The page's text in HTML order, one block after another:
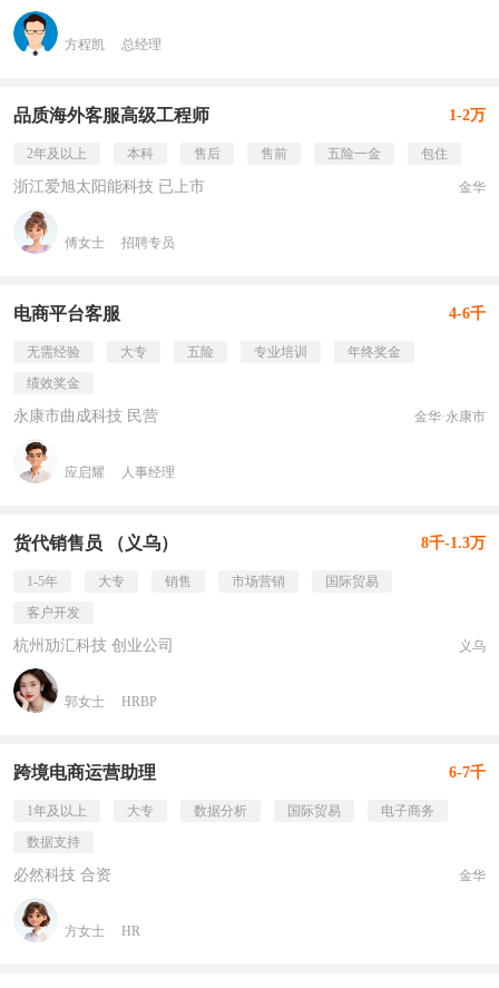
方程凯 总经理
品质海外客服高级工程师 1-2万
2年及以上 本科 售后 售前 五险一金 包住
浙江爱旭太阳能科技 已上市 金华
傅女士 招聘专员
电商平台客服 4-6千
无需经验 大专 五险 专业培训
年终奖金
绩效奖金
永康市曲成科技 民营 金华·永康市
应启耀 人事经理
货代销售员 （义乌） 8千-1.3万
1-5年 大专 销售 市场营销
国际贸易
客户开发
杭州劢汇科技 创业公司 义乌
郭女士 HRBP
跨境电商运营助理 6-7千
1年及以上 大专 数据分析 国际贸易
电子商务
数据支持
必然科技 合资 金华
方女士 HR